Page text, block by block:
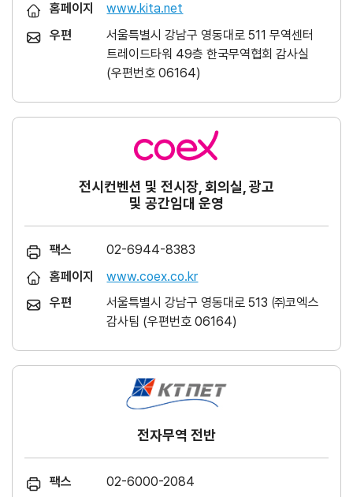
홈페이지
www.kita.net
우편
서울특별시 강남구 영동대로 511 무역센터
트레이드타워 49층 한국무역협회 감사실
(우편번호 06164)
전시컨벤션 및 전시장, 회의실, 광고
및 공간임대 운영
팩스
02-6944-8383
홈페이지
www.coex.co.kr
우편
서울특별시 강남구 영동대로 513 ㈜코엑스
감사팀 (우편번호 06164)
전자무역 전반
팩스
02-6000-2084